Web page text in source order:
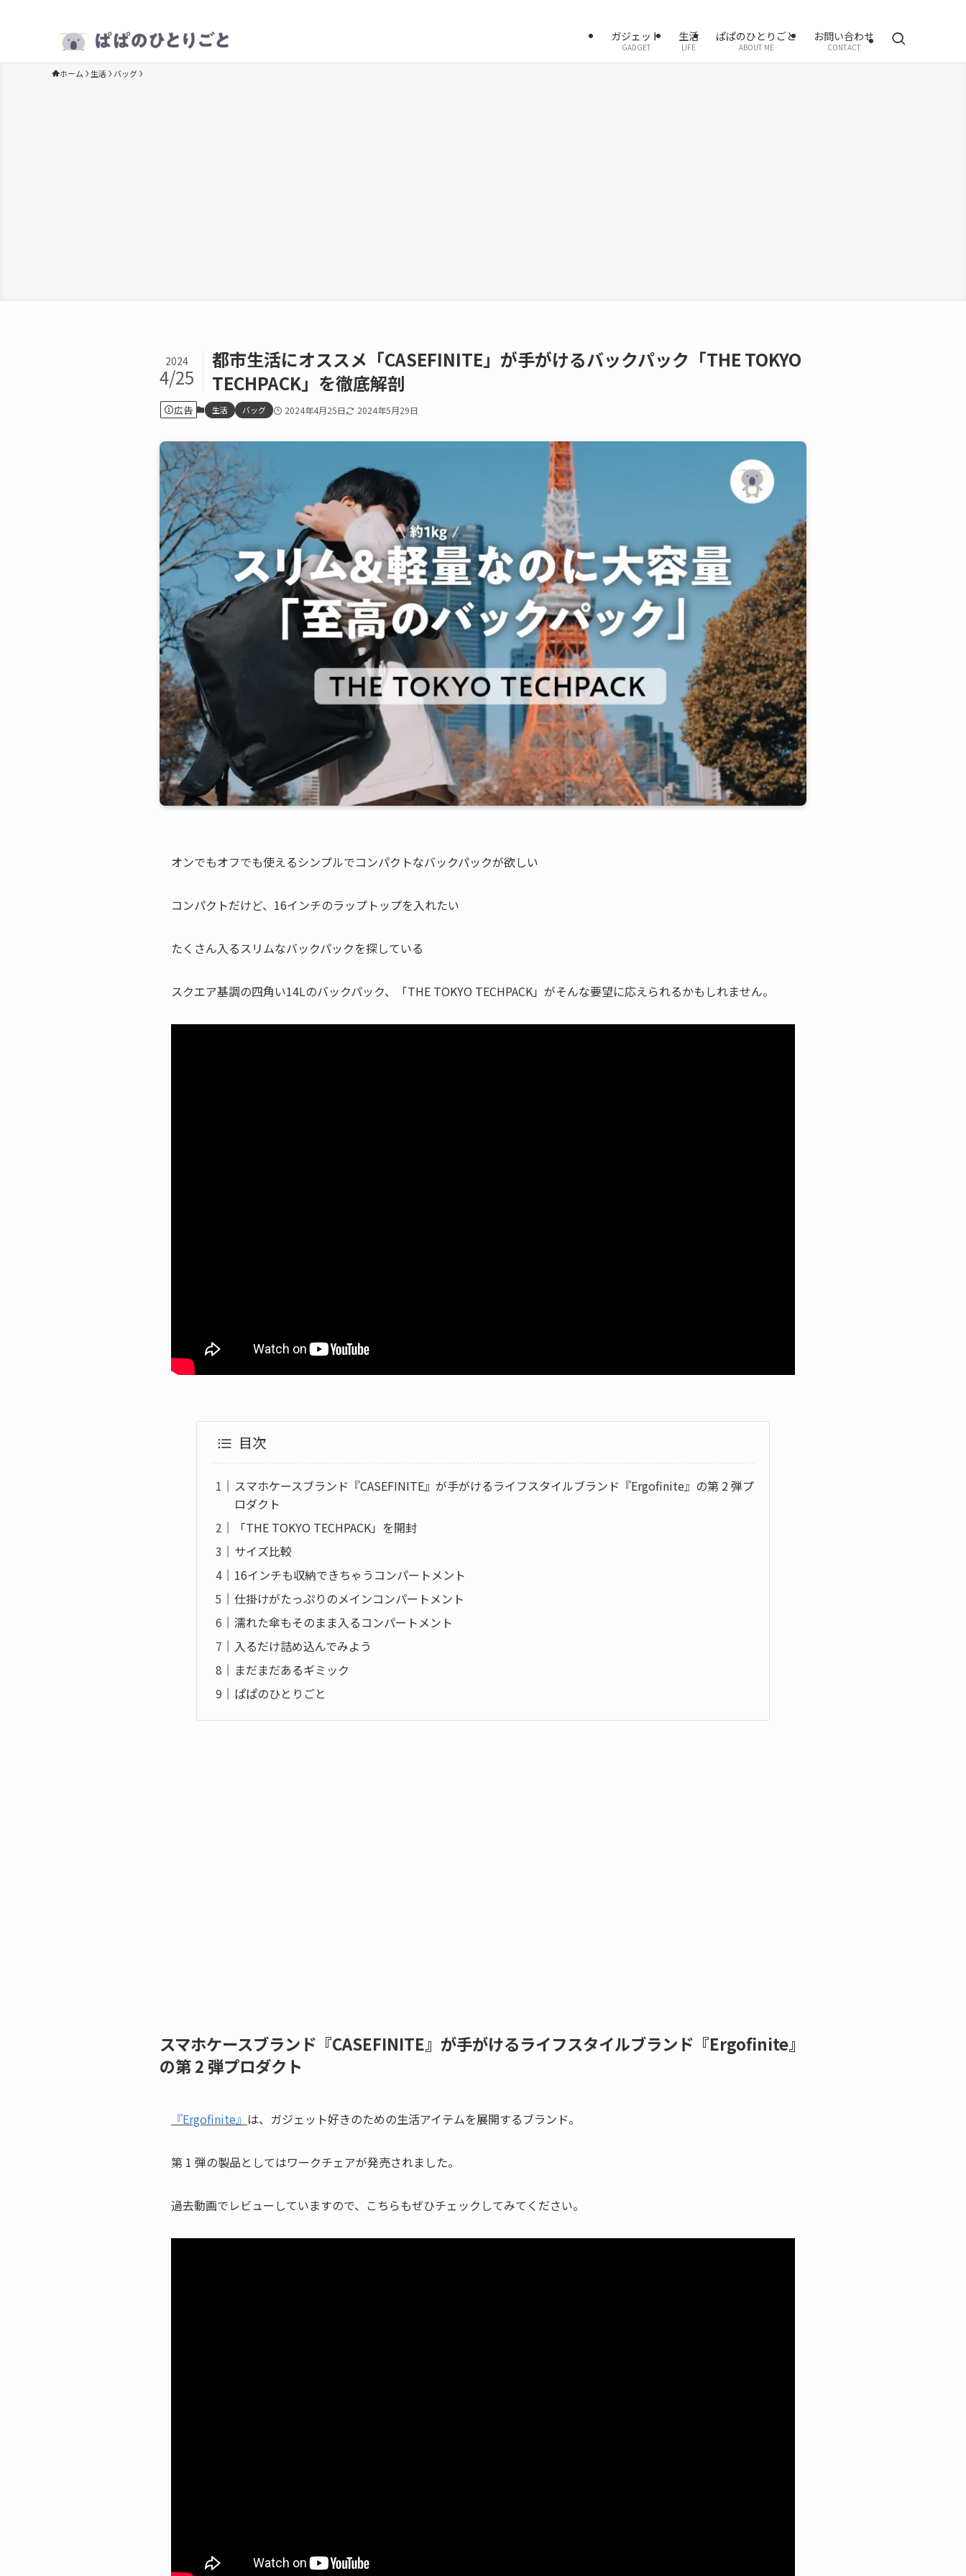
ガジェット
GADGET
生活
LIFE
ぱぱのひとりごと
ABOUT ME
お問い合わせ
CONTACT
ホーム 生活 バッグ
都市生活にオススメ「CASEFINITE」が手がけるバックパック「THE TOKYO
TECHPACK」を徹底解剖
2024
4/25
広告 生活 バッグ 2024年4月25日 2024年5月29日
オンでもオフでも使えるシンプルでコンパクトなバックパックが欲しい
コンパクトだけど、16インチのラップトップを入れたい
たくさん入るスリムなバックパックを探している
スクエア基調の四角い14Lのバックパック、「THE TOKYO TECHPACK」がそんな要望に応えられるかもしれません。
目次
スマホケースブランド『CASEFINITE』が手がけるライフスタイルブランド『Ergofinite』の第 2 弾プ
ロダクト
「THE TOKYO TECHPACK」を開封
サイズ比較
16インチも収納できちゃうコンパートメント
仕掛けがたっぷりのメインコンパートメント
濡れた傘もそのまま入るコンパートメント
入るだけ詰め込んでみよう
まだまだあるギミック
ぱぱのひとりごと
スマホケースブランド『CASEFINITE』が手がけるライフスタイルブランド『Ergofinite』
の第 2 弾プロダクト
『Ergofinite』 は、ガジェット好きのための生活アイテムを展開するブランド。
第 1 弾の製品としてはワークチェアが発売されました。
過去動画でレビューしていますので、こちらもぜひチェックしてみてください。